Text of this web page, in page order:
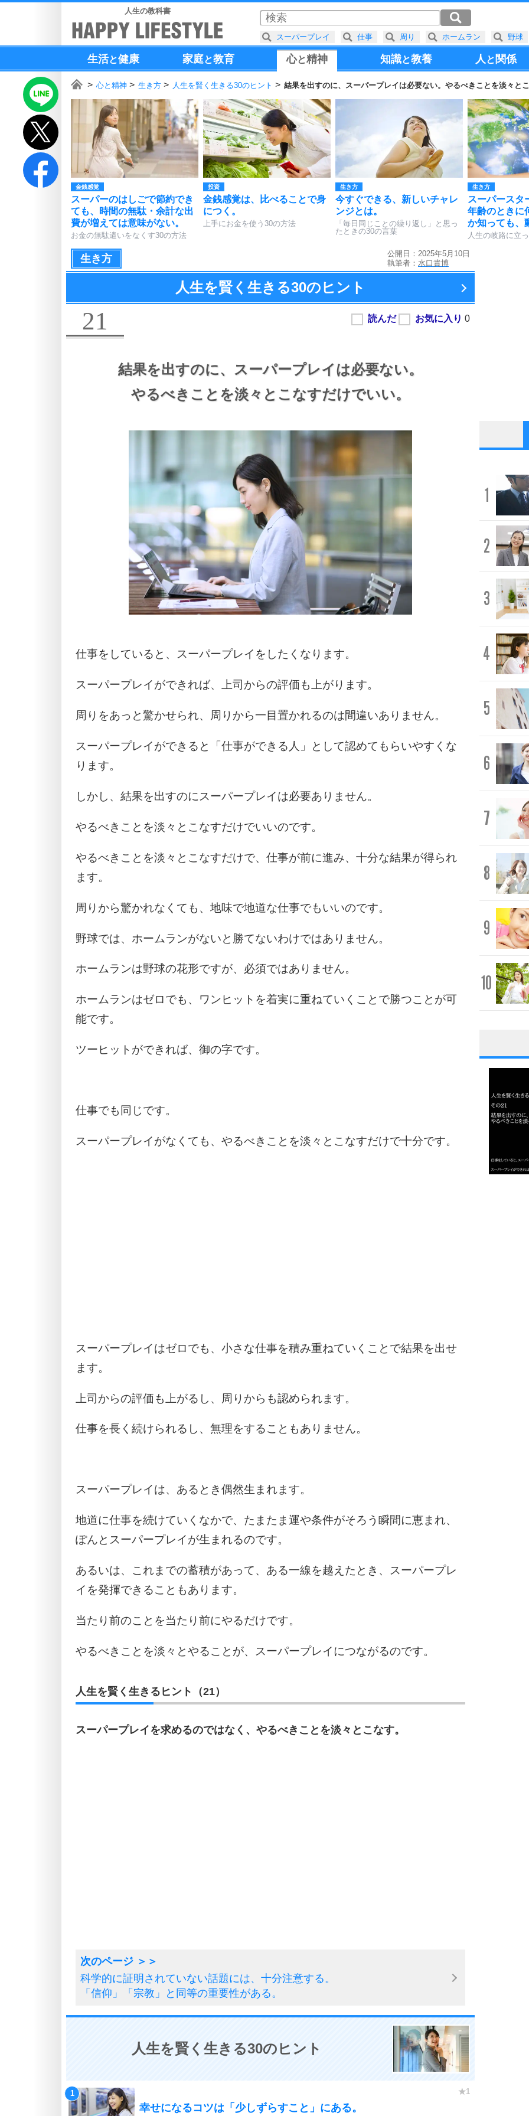
人生の教科書
生活と健康 家庭と教育 心と精神 知識と教養 人と 関係
心と精神 生き方 人生を賢く生きる30のヒント 結果を出すのに、スーパープレイは必要ない。やるべきことを淡々とこ
金銭感覚
スーパーのはしごで節約でき
ても、時間の無駄・余計な出
費が増えては意味がない。
お金の無駄遣いをなくす30の方法
投資
金銭感覚は、比べることで身
につく。
上手にお金を使う30の方法
生き方
今すぐできる、新しいチャレ
ンジとは。
「毎日同じことの繰り返し」と思っ
たときの30の言葉
生き方
スーパースタ
年齢のときに
か知っても、
人生の岐路に立
生き方
公開日：2025年5月10日
執筆者： 水口貴博
人生を賢く生きる30のヒント
21
結果を出すのに、 スーパープレイは必要ない。
やるべきことを淡々とこなすだけでいい。
仕事をしていると、スーパープレイをしたくなります。
スーパープレイができれば、上司からの評価も上がります。
周りをあっと驚かせられ、周りから一目置かれるのは間違いありません。
スーパープレイができると「仕事ができる人」として認めてもらいやすくな
ります。
しかし、結果を出すのにスーパープレイは必要ありません。
やるべきことを淡々とこなすだけでいいのです。
やるべきことを淡々とこなすだけで、仕事が前に進み、十分な結果が得られ
ます。
周りから驚かれなくても、地味で地道な仕事でもいいのです。
野球では、ホームランがないと勝てないわけではありません。
ホームランは野球の花形ですが、必須ではありません。
ホームランはゼロでも、ワンヒットを着実に重ねていくことで勝つことが可
能です。
ツーヒットができれば、御の字です。
仕事でも同じです。
スーパープレイがなくても、やるべきことを淡々とこなすだけで十分です。
スーパープレイはゼロでも、小さな仕事を積み重ねていくことで結果を出せ
ます。
上司からの評価も上がるし、周りからも認められます。
仕事を長く続けられるし、無理をすることもありません。
スーパープレイは、あるとき偶然生まれます。
地道に仕事を続けていくなかで、たまたま運や条件がそろう瞬間に恵まれ、
ぽんとスーパープレイが生まれるのです。
あるいは、これまでの蓄積があって、ある一線を越えたとき、スーパープレ
イを発揮できることもあります。
当たり前のことを当たり前にやるだけです。
やるべきことを淡々とやることが、スーパープレイにつながるのです。
人生を賢く生きるヒント（21）
スーパープレイを求めるのではなく、やるべきことを淡々とこなす。
科学的に証明されていない話題には、十分注意する。
「信仰」「宗教」と同等の重要性がある。
人生を賢く生きる30のヒント
幸せになるコツは「少しずらすこと」にある。
1
2
3
4
5
6
7
8
9
10
1
3
スーパープレイ 仕事 周り ホームラン 野球